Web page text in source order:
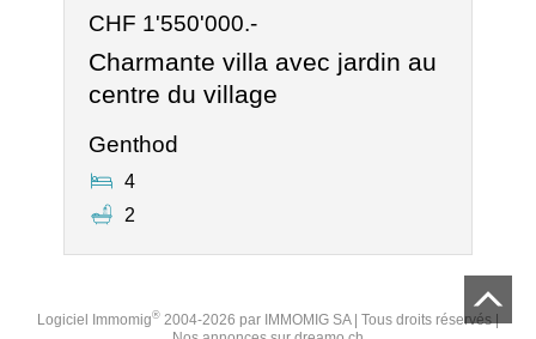
CHF 1'550'000.-
Charmante villa avec jardin au
centre du village
Genthod
4
2
Logiciel Immomig® 2004-2026 par IMMOMIG SA | Tous droits réservés |